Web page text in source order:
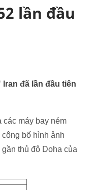
lần đầu
đã lần đầu tiên
các máy bay ném
bố hình ảnh
thủ đô Doha của